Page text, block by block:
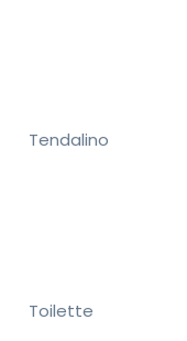
Tendalino
Toilette